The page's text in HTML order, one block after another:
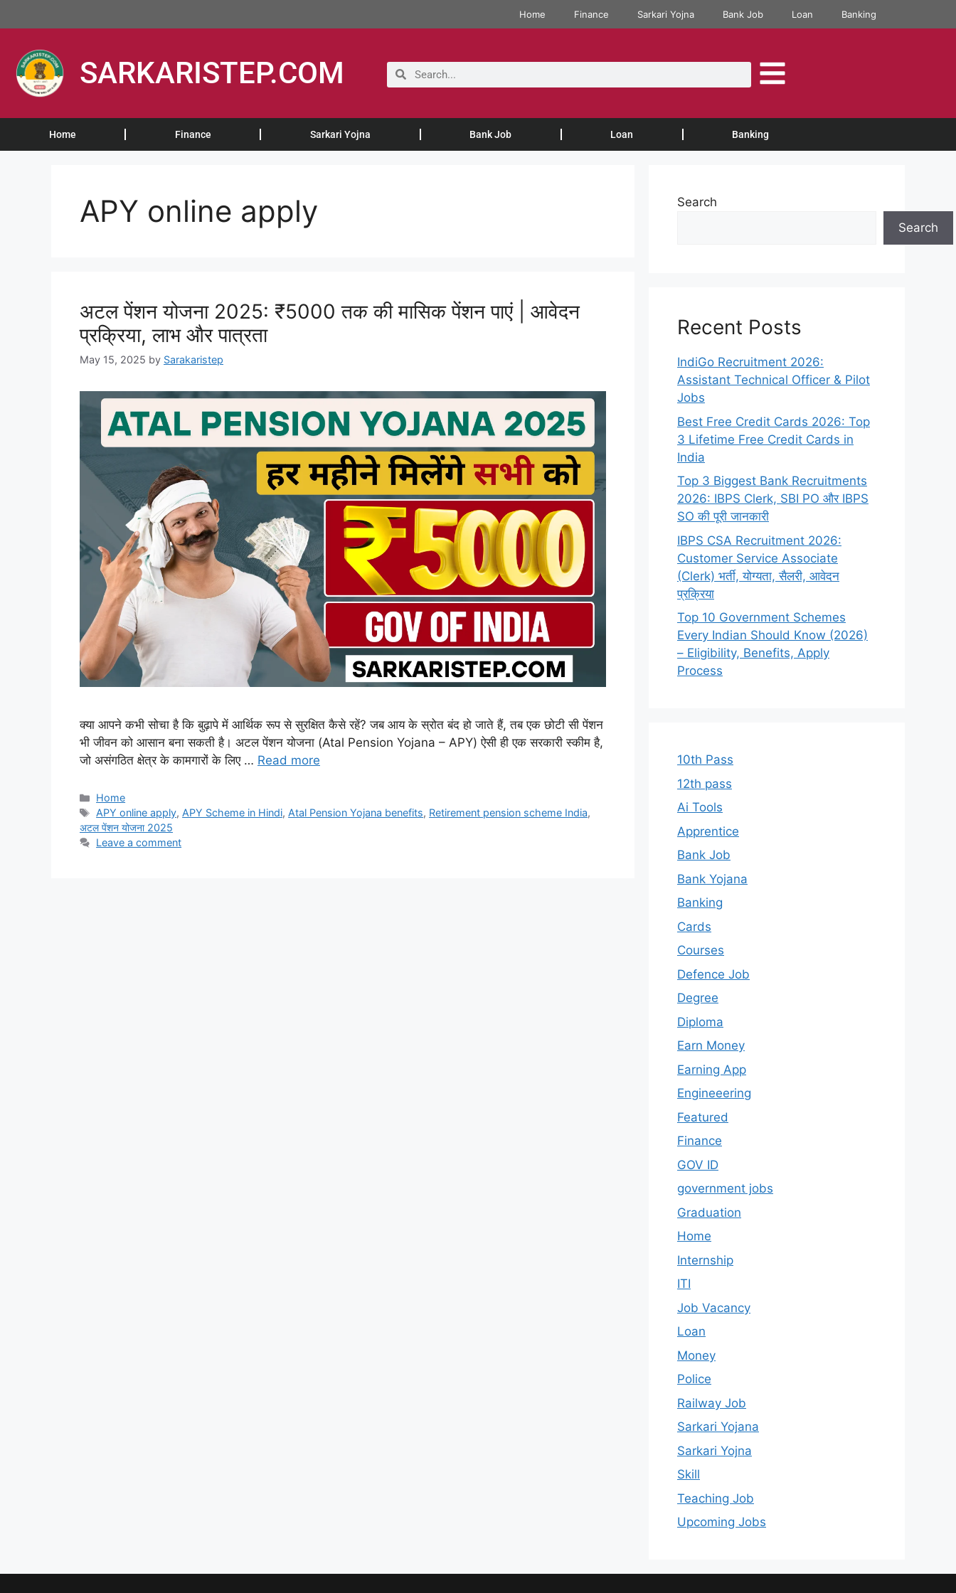
Home Finance Sarkari Yojna Bank Job Loan Banking
SARKARISTEP.COM
Home Finance Sarkari Yojna Bank Job Loan Banking
APY online apply
अटल पेंशन योजना 2025: ₹5000 तक की मासिक पेंशन पाएं | आवेदन
प्रक्रिया, लाभ और पात्रता
May 15, 2025 by Sarakaristep
क्या आपने कभी सोचा है कि बुढ़ापे में आर्थिक रूप से सुरक्षित कैसे रहें? जब आय के स्रोत बंद हो जाते हैं, तब एक छोटी सी पेंशन
भी जीवन को आसान बना सकती है। अटल पेंशन योजना (Atal Pension Yojana – APY) ऐसी ही एक सरकारी स्कीम है,
जो असंगठित क्षेत्र के कामगारों के लिए … Read more
Home
APY online apply, APY Scheme in Hindi, Atal Pension Yojana benefits, Retirement pension scheme India,
अटल पेंशन योजना 2025
Leave a comment
Search
Search
Recent Posts
IndiGo Recruitment 2026:
Assistant Technical Officer & Pilot
Jobs
Best Free Credit Cards 2026: Top
3 Lifetime Free Credit Cards in
India
Top 3 Biggest Bank Recruitments
2026: IBPS Clerk, SBI PO और IBPS
SO की पूरी जानकारी
IBPS CSA Recruitment 2026:
Customer Service Associate
(Clerk) भर्ती, योग्यता, सैलरी, आवेदन
प्रक्रिया
Top 10 Government Schemes
Every Indian Should Know (2026)
– Eligibility, Benefits, Apply
Process
10th Pass
12th pass
Ai Tools
Apprentice
Bank Job
Bank Yojana
Banking
Cards
Courses
Defence Job
Degree
Diploma
Earn Money
Earning App
Engineeering
Featured
Finance
GOV ID
government jobs
Graduation
Home
Internship
ITI
Job Vacancy
Loan
Money
Police
Railway Job
Sarkari Yojana
Sarkari Yojna
Skill
Teaching Job
Upcoming Jobs